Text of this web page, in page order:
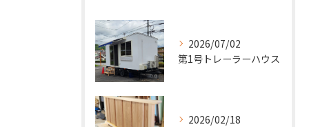
2026/07/02
第1号トレーラーハウス
2026/02/18